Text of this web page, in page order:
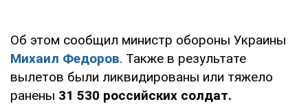
Об этом сообщил министр обороны Украины
Михаил Федоров. Также в результате
вылетов были ликвидированы или тяжело
ранены 31 530 российских солдат.